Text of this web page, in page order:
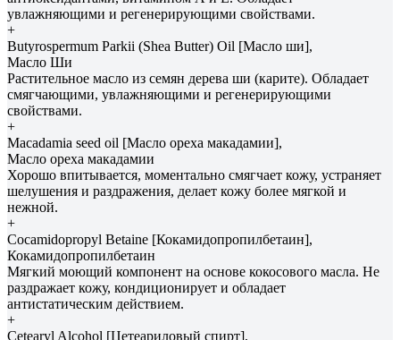
увлажняющими и регенерирующими свойствами.
+
Butyrospermum Parkii (Shea Butter) Oil [Масло ши],
Масло Ши
Растительное масло из семян дерева ши (карите). Обладает
смягчающими, увлажняющими и регенерирующими
свойствами.
+
Macadamia seed oil [Масло ореха макадамии],
Масло ореха макадамии
Хорошо впитывается, моментально смягчает кожу, устраняет
шелушения и раздражения, делает кожу более мягкой и
нежной.
+
Cocamidopropyl Betaine [Кокамидопропилбетаин],
Кокамидопропилбетаин
Мягкий моющий компонент на основе кокосового масла. Не
раздражает кожу, кондиционирует и обладает
антистатическим действием.
+
Cetearyl Alcohol [Цетеариловый спирт],